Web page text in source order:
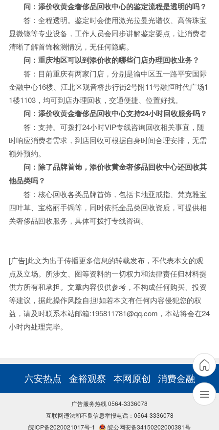
问：添价收黄金奢侈品回收中心的鉴定流程是透明的吗？
答：全程透明。鉴定时会使用激光拉曼光谱仪、高倍珠宝
显微镜等专业设备，工作人员会同步讲解鉴定要点，让消费者
清晰了解首饰检测情况，无任何隐瞒。
问：重庆地区可以到添价收的哪些门店办理回收业务？
答：目前重庆有两家门店，分别是渝中区五一路平安国际
金融中心16楼、江北区观音桥步行街2号附11号融恒时代广场1
1楼1103，均可到店办理回收，交通便捷、位置好找。
问：添价收黄金奢侈品回收中心支持24小时回收服务吗？
答：支持。可拨打24小时VIP专线咨询回收相关事宜，随
时响应消费者需求，到店回收可根据自身时间合理安排，无需
额外预约。
问：除了品牌首饰，添价收黄金奢侈品回收中心还回收其
他品类吗？
答：核心回收各类品牌首饰，包括卡地亚戒指、梵克雅宝
四叶草、宝格丽手镯等，同时依托全品类回收资质，可提供相
关奢侈品回收服务，具体可拨打专线咨询。
[广告]此文为出于传播更多信息的转载发布，不代表本文的观
点及立场。所涉文、图等资料的一切权力和法律责任归材料提
供方所有和承担。文章内容仅供参考，不构成任何购买、投资
等建议，据此操作风险自担!如若本文有任何内容侵犯您的权
益，请及时联系本站邮箱:195811781@qq.com，本站将会在24
小时内处理完毕。
六安热点 金裕观察 本网原创 消费金融
广告服务热线 0564-3336078
互联网违法和不良信息举报电话：0564-3336078
皖ICP备2020021017号-1
皖公网安备34150202000381号